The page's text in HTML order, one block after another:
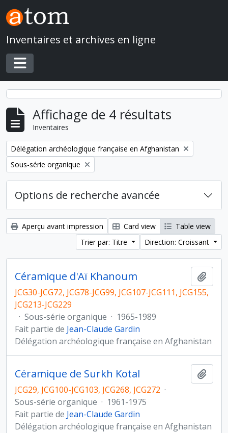
Skip to main content
Inventaires et archives en ligne
Toggle navigation
Affichage de 4 résultats
Inventaires
Remove filter:
Délégation archéologique française en Afghanistan
Remove filter:
Sous-série organique
Options de recherche avancée
Aperçu avant impression Card view
Table view
Trier par: Titre
Direction: Croissant
Céramique d'Aï Khanoum
JCG30-JCG72, JCG78-JCG99, JCG107-JCG111, JCG155,
JCG213-JCG229
· Sous-série organique · 1965-1989
Fait partie de Jean-Claude Gardin
Délégation archéologique française en Afghanistan
Céramique de Surkh Kotal
JCG29, JCG100-JCG103, JCG268, JCG272 ·
Sous-série organique · 1961-1975
Fait partie de Jean-Claude Gardin
Délégation archéologique française en Afghanistan